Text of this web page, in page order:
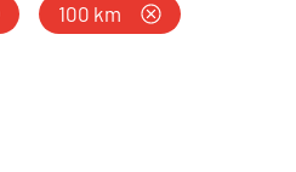
100 km